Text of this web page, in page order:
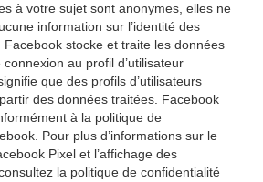
à votre sujet sont anonymes, elles ne
information sur l’identité des
Facebook stocke et traite les données
au profil d’utilisateur
que des profils d’utilisateurs
des données traitées. Facebook
à la politique de
Pour plus d’informations sur le
Pixel et l’affichage des
la politique de confidentialité